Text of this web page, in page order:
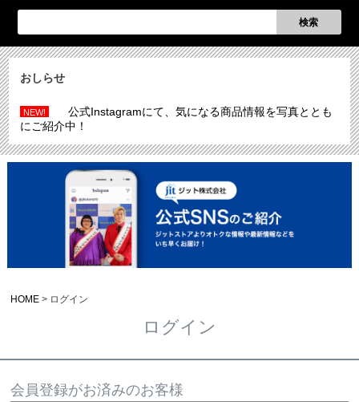
検索
おしらせ
NEW!
公式Instagramにて、気になる商品情報を写真ととも
にご紹介中！
HOME ログイン
ログイン
会員登録がお済みのお客様